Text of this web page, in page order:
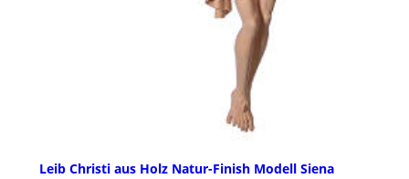
Leib Christi aus Holz Natur-Finish Modell Siena